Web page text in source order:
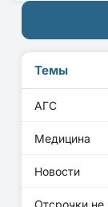
Темы
АГС
Медицина
Новости
Отсрочки